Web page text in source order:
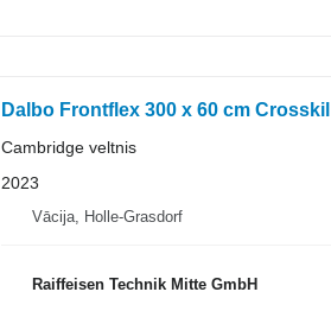
Dalbo Frontflex 300 x 60 cm Crosskil
Cambridge veltnis
2023
Vācija, Holle-Grasdorf
Raiffeisen Technik Mitte GmbH